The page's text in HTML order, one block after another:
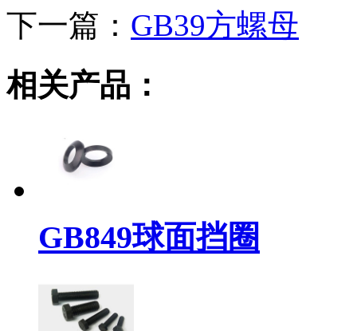
下一篇： GB39方螺母
相关产品：
GB849球面挡圈